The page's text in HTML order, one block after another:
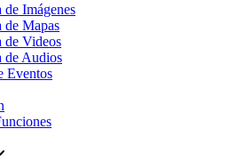
de Imágenes
de Mapas
de Videos
de Audios
Eventos